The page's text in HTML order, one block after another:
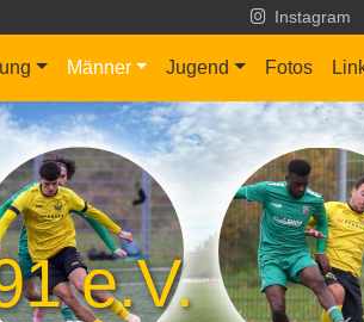
Instagram
Männer Jugend Fotos
e.V.